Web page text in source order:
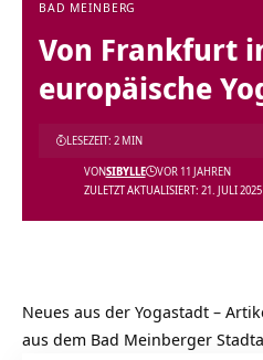
BAD MEINBERG
Von Frankfurt
europäische
ZULETZT AKTUALISIERT: 21. JULI
VONSIBYLLE VOR 11 JAHREN
LESEZEIT: 2 MIN
Neues aus der Yogastadt –
aus dem Bad Meinberger